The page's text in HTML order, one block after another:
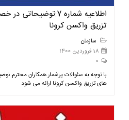
اطلاعیه شماره
تزریق واکسن کرونا
سازمان
18 فروردین 1400
0
با توجه به سئوالات پرشمار همکاران محترم
های تزریق واکسن کرونا ارائه می شود